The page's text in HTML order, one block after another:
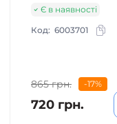
Є в наявності
Код: 6003701
865 грн. -17%
720 грн.